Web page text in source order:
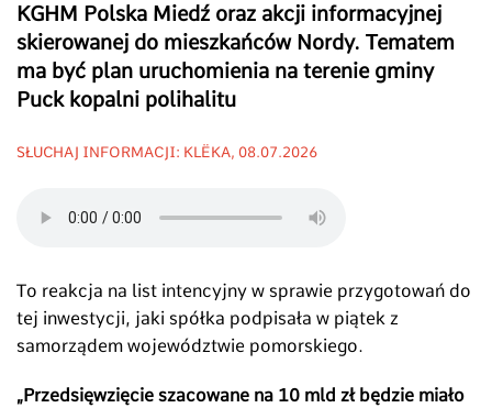
KGHM Polska Miedź oraz akcji informacyjnej
skierowanej do mieszkańców Nordy. Tematem
ma być plan uruchomienia na terenie gminy
Puck kopalni polihalitu
SŁUCHAJ INFORMACJI: KLËKA, 08.07.2026
To reakcja na list intencyjny w sprawie przygotowań do
tej inwestycji, jaki spółka podpisała w piątek z
samorządem województwie pomorskiego.
„Przedsięwzięcie szacowane na 10 mld zł będzie miało